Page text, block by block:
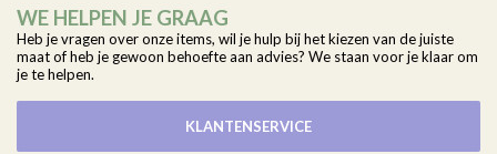
WE HELPEN JE GRAAG
Heb je vragen over onze items, wil je hulp bij het kiezen van de juiste
maat of heb je gewoon behoefte aan advies? We staan voor je klaar om
je te helpen.
KLANTENSERVICE